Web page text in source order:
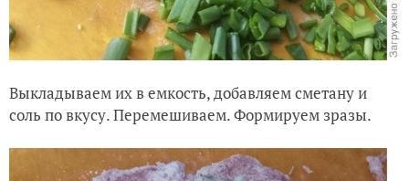
Выкладываем их в емкость, добавляем сметану и
соль по вкусу. Перемешиваем. Формируем зразы.